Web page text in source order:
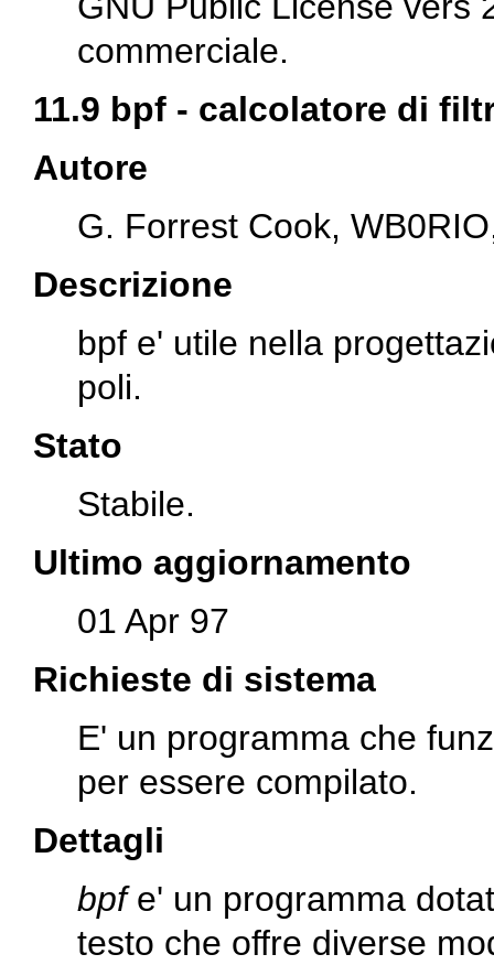
commerciale.
11.9 bpf - calcolatore di
Autore
G. Forrest Cook,
Descrizione
bpf e' utile nella
poli.
Stato
Stabile.
Ultimo aggiornamento
01 Apr 97
Richieste di sistema
E' un programma che
per essere compilato.
Dettagli
bpfe' un programma
testo che offre diverse